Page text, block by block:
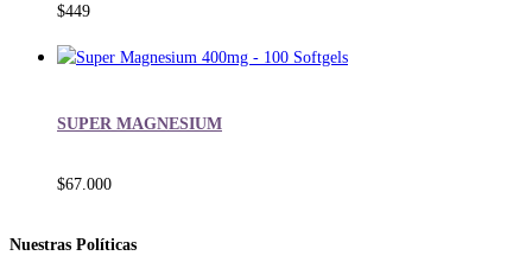
$449
SUPER MAGNESIUM
$67.000
Nuestras Políticas